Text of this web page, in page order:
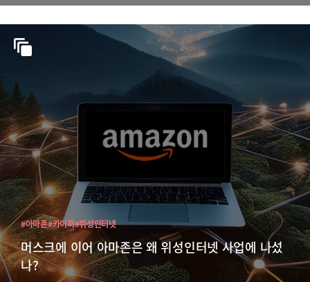
머스크에 이어 아마존은 왜 위성인터넷 사업에 나섰
나?
#아마존#카이퍼#위성인터넷